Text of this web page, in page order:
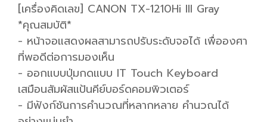
[เครื่องคิดเลข] CANON TX-1210Hi III Gray
*คุณสมบัติ*
- หน้าจอแสดงผลสามารถปรับระดับจอได้ เพื่อองศา
ที่พอดีต่อการมองเห็น
- ออกแบบปุ่มกดแบบ IT Touch Keyboard
เสมือนสัมผัสแป้นคีย์บอร์ดคอมพิวเตอร์
- มีฟังก์ชันการคำนวณที่หลากหลาย คำนวณได้